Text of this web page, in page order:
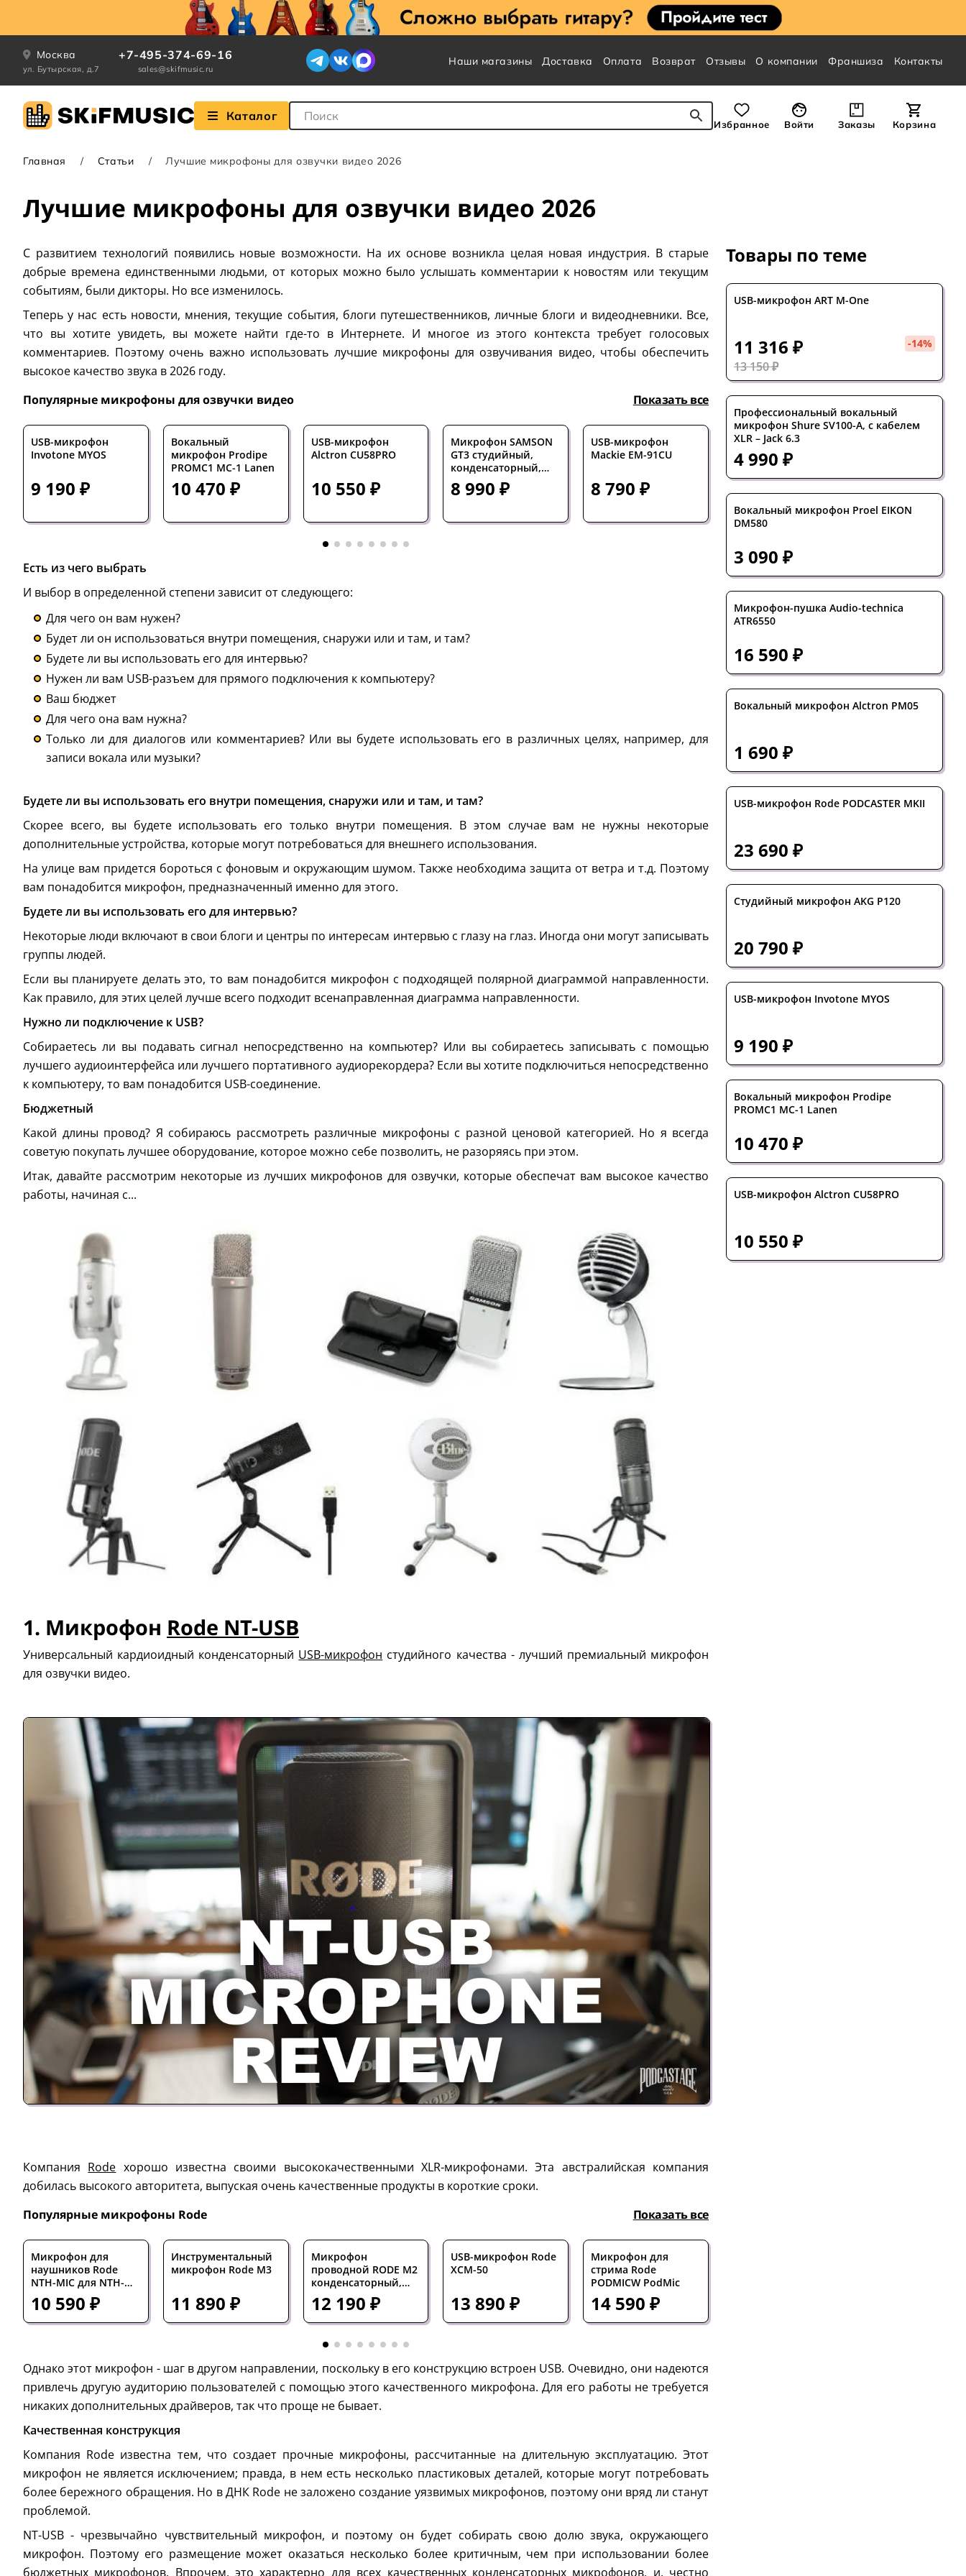
Москва
ул. Бутырская, д.7
+7-495-374-69-16
sales@skifmusic.ru
Наши магазины Доставка Оплата Возврат Отзывы О компании Франшиза Контакты
Каталог Поле для Поиска
Избранное Войти Заказы Корзина
Главная Статьи Лучшие микрофоны для озвучки видео 2026
Лучшие микрофоны для озвучки видео 2026
С развитием технологий появились новые возможности. На их основе возникла целая новая индустрия. В старые
добрые времена единственными людьми, от которых можно было услышать комментарии к новостям или текущим
событиям, были дикторы. Но все изменилось.
Теперь у нас есть новости, мнения, текущие события, блоги путешественников, личные блоги и видеодневники. Все,
что вы хотите увидеть, вы можете найти где-то в Интернете. И многое из этого контекста требует голосовых
комментариев. Поэтому очень важно использовать лучшие микрофоны для озвучивания видео, чтобы обеспечить
высокое качество звука в 2026 году.
Популярные микрофоны для озвучки видео
Показать все
USB-микрофон
Invotone MYOS
9 190 ₽
Вокальный
микрофон Prodipe
PROMC1 MC-1 Lanen
10 470 ₽
USB-микрофон
Alctron CU58PRO
10 550 ₽
Микрофон SAMSON
GT3 студийный,
конденсаторный,
кардиоидный,
большая диафрагма
8 990 ₽
USB-микрофон
Mackie EM-91CU
8 790 ₽
Вокальный
микрофон Shure
SM48-LC
10 790 ₽ 11 316 ₽
13 150 ₽
Есть из чего выбрать
И выбор в определенной степени зависит от следующего:
Для чего он вам нужен?
Будет ли он использоваться внутри помещения, снаружи или и там, и там?
Будете ли вы использовать его для интервью?
Нужен ли вам USB-разъем для прямого подключения к компьютеру?
Ваш бюджет
Для чего она вам нужна?
Только ли для диалогов или комментариев? Или вы будете использовать его в различных целях, например, для
записи вокала или музыки?
Будете ли вы использовать его внутри помещения, снаружи или и там, и там?
Скорее всего, вы будете использовать его только внутри помещения. В этом случае вам не нужны некоторые
дополнительные устройства, которые могут потребоваться для внешнего использования.
На улице вам придется бороться с фоновым и окружающим шумом. Также необходима защита от ветра и т.д. Поэтому
вам понадобится микрофон, предназначенный именно для этого.
Будете ли вы использовать его для интервью?
Некоторые люди включают в свои блоги и центры по интересам интервью с глазу на глаз. Иногда они могут записывать
группы людей.
Если вы планируете делать это, то вам понадобится микрофон с подходящей полярной диаграммой направленности.
Как правило, для этих целей лучше всего подходит всенаправленная диаграмма направленности.
Нужно ли подключение к USB?
Собираетесь ли вы подавать сигнал непосредственно на компьютер? Или вы собираетесь записывать с помощью
лучшего аудиоинтерфейса или лучшего портативного аудиорекордера? Если вы хотите подключиться непосредственно
к компьютеру, то вам понадобится USB-соединение.
Бюджетный
Какой длины провод? Я собираюсь рассмотреть различные микрофоны с разной ценовой категорией. Но я всегда
советую покупать лучшее оборудование, которое можно себе позволить, не разоряясь при этом.
Итак, давайте рассмотрим некоторые из лучших микрофонов для озвучки, которые обеспечат вам высокое качество
работы, начиная с...
1. Микрофон Rode NT-USB
Универсальный кардиоидный конденсаторный USB-микрофон студийного качества - лучший премиальный микрофон
для озвучки видео.
Компания Rode хорошо известна своими высококачественными XLR-микрофонами. Эта австралийская компания
добилась высокого авторитета, выпуская очень качественные продукты в короткие сроки.
Популярные микрофоны Rode
Показать все
Микрофон для
наушников Rode
NTH-MIC для NTH-
100 черный
10 590 ₽
Инструментальный
микрофон Rode M3
11 890 ₽
Микрофон
проводной RODE M2
конденсаторный,
суперкардиоидный,
с выключателем, 30
Гц–20 кГц, Max SPL
черный
12 190 ₽
USB-микрофон Rode
XCM-50
13 890 ₽
Микрофон для
стрима Rode
PODMICW PodMic
14 590 ₽
Однако этот микрофон - шаг в другом направлении, поскольку в его конструкцию встроен USB. Очевидно, они надеются
привлечь другую аудиторию пользователей с помощью этого качественного микрофона. Для его работы не требуется
никаких дополнительных драйверов, так что проще не бывает.
Качественная конструкция
Компания Rode известна тем, что создает прочные микрофоны, рассчитанные на длительную эксплуатацию. Этот
микрофон не является исключением; правда, в нем есть несколько пластиковых деталей, которые могут потребовать
более бережного обращения. Но в ДНК Rode не заложено создание уязвимых микрофонов, поэтому они вряд ли станут
проблемой.
NT-USB - чрезвычайно чувствительный микрофон, и поэтому он будет собирать свою долю звука, окружающего
микрофон. Поэтому его размещение может оказаться несколько более критичным, чем при использовании более
бюджетных микрофонов. Впрочем, это характерно для всех качественных конденсаторных микрофонов, и, честно
Товары по теме
USB-микрофон ART M-One
11 316 ₽ -14%
13 150 ₽
Профессиональный вокальный
микрофон Shure SV100-A, с кабелем
XLR – Jack 6.3
4 990 ₽
Вокальный микрофон Proel EIKON
DM580
3 090 ₽
Микрофон-пушка Audio-technica
ATR6550
16 590 ₽
Вокальный микрофон Alctron PM05
1 690 ₽
USB-микрофон Rode PODCASTER MKII
23 690 ₽
Студийный микрофон AKG P120
20 790 ₽
USB-микрофон Invotone MYOS
9 190 ₽
Вокальный микрофон Prodipe
PROMC1 MC-1 Lanen
10 470 ₽
USB-микрофон Alctron CU58PRO
10 550 ₽